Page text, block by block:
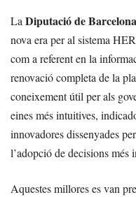
La Diputació de Barcelona
nova era per al sistema
com a referent en la
renovació completa de la
coneixement útil per als
eines més intuitives,
innovadores dissenyades
l’adopció de decisions més
Aquestes millores es van